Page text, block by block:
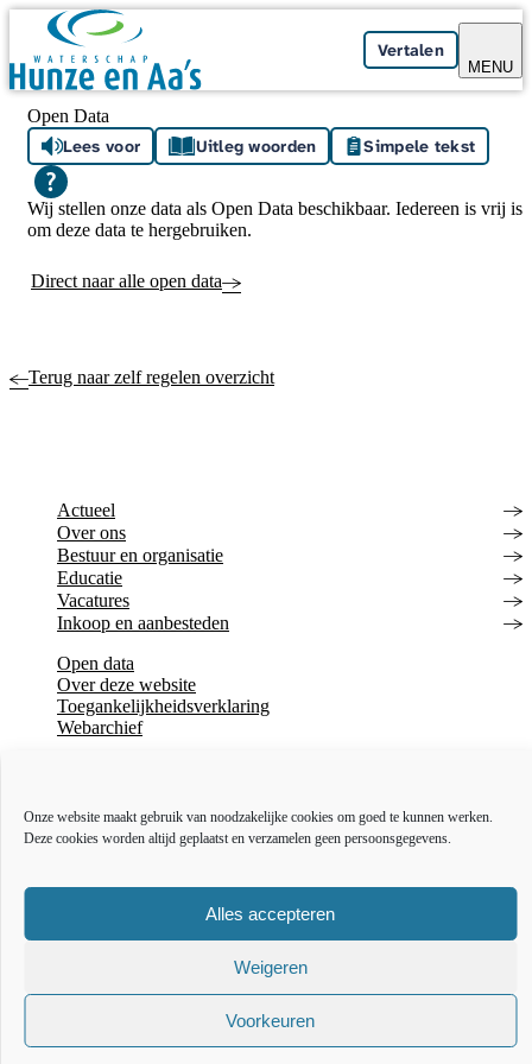
Onze website maakt gebruik van noodzakelijke cookies om goed te kunnen werken.
Deze cookies worden altijd geplaatst en verzamelen geen persoonsgegevens.
Alles accepteren
Weigeren
Voorkeuren
Skip navigation
Vertalen
MENU
Open Data
Lees voor Uitleg woorden Simpele tekst
Wij stellen onze data als Open Data beschikbaar. Iedereen is vrij is
om deze data te hergebruiken.
Direct naar alle open data
Terug naar zelf regelen overzicht
Actueel
Over ons
Bestuur en organisatie
Educatie
Vacatures
Inkoop en aanbesteden
Open data
Over deze website
Toegankelijkheidsverklaring
Webarchief